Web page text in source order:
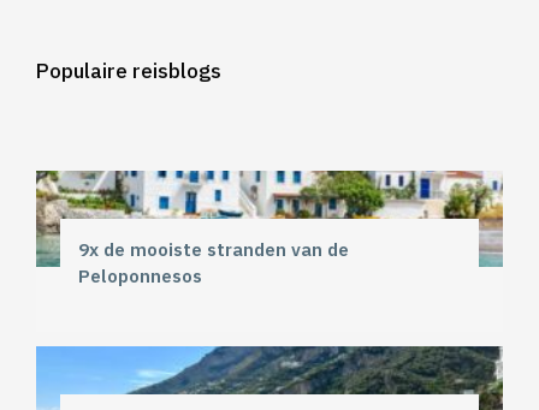
Populaire reisblogs
9x de mooiste stranden van de
Peloponnesos